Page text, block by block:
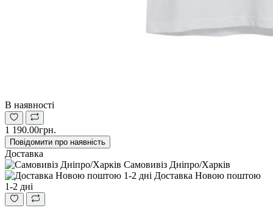
В наявності
1 190.00грн.
Повідомити про наявність
Доставка
Самовивіз Дніпро/Харків
Доставка Новою поштою
1-2 дні